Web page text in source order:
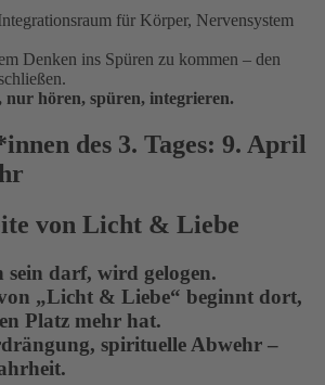
für Körper, Nervensystem
Denken ins Spüren zu kommen – den
nur hören, spüren, integrieren.
des 3. Tages: 9. April
von Licht & Liebe
sein darf, wird gelogen.
„Licht & Liebe“ beginnt dort,
Platz mehr hat.
spirituelle Abwehr –